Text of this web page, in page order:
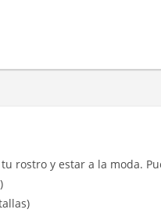
rostro y estar a la moda.